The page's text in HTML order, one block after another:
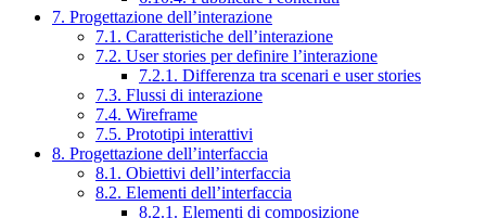
7. Progettazione dell’interazione
7.1. Caratteristiche dell’interazione
7.2. User stories per definire l’interazione
7.2.1. Differenza tra scenari e user stories
7.3. Flussi di interazione
7.4. Wireframe
7.5. Prototipi interattivi
8. Progettazione dell’interfaccia
8.1. Obiettivi dell’interfaccia
8.2. Elementi dell’interfaccia
8.2.1. Elementi di composizione